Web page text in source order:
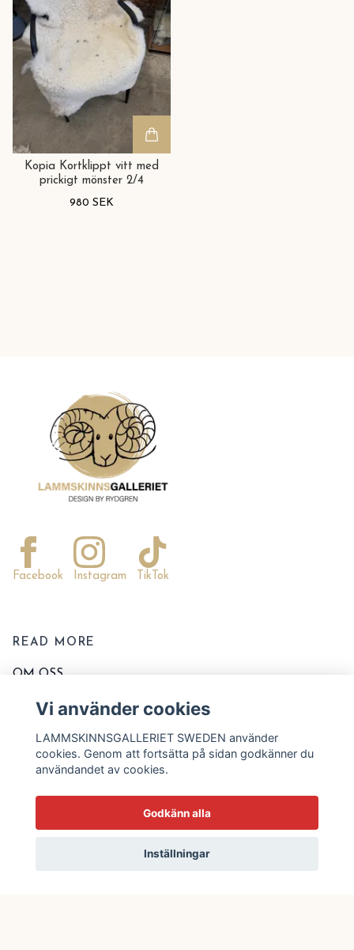
Kopia Kortklippt vitt med
prickigt mönster 2/4
980 SEK
Facebook Instagram TikTok
READ MORE
OM OSS
KONTAKTA OSS
KÖPVILLKOR
TVÄTT OCH SKÖTSELRÅD
STORLEKSSCHEMA
BLOGG
Vi använder cookies
LAMMSKINNSGALLERIET SWEDEN använder
cookies. Genom att fortsätta på sidan godkänner du
användandet av cookies.
Godkänn alla
Inställningar